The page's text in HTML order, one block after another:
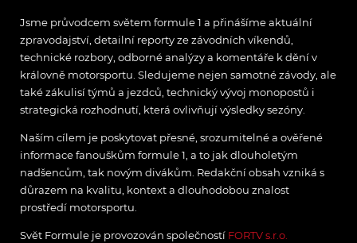
Jsme průvodcem světem formule 1 a přinášíme aktuální
zpravodajství, detailní reporty ze závodních víkendů,
technické rozbory, odborné analýzy a komentáře k dění v
královně motorsportu. Sledujeme nejen samotné závody, ale
také zákulisí týmů a jezdců, technický vývoj monopostů i
strategická rozhodnutí, která ovlivňují výsledky sezóny.
Naším cílem je poskytovat přesné, srozumitelné a ověřené
informace fanouškům formule 1, a to jak dlouholetým
nadšencům, tak novým divákům. Redakční obsah vzniká s
důrazem na kvalitu, kontext a dlouhodobou znalost
prostředí motorsportu.
Svět Formule je provozován společností FORTV s.r.o.